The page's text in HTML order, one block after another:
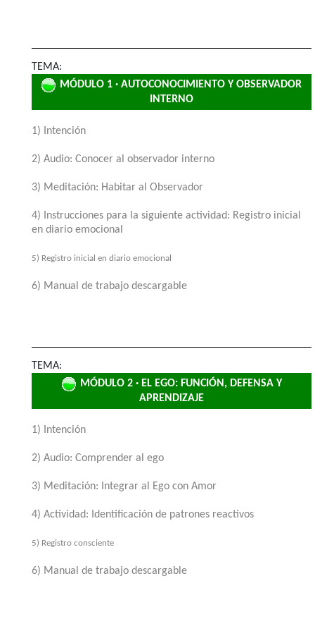
TEMA:
MÓDULO 1 · AUTOCONOCIMIENTO Y OBSERVADOR
INTERNO
1) Intención
2) Audio: Conocer al observador interno
3) Meditación: Habitar al Observador
4) Instrucciones para la siguiente actividad: Registro inicial
en diario emocional
5) Registro inicial en diario emocional
6) Manual de trabajo descargable
TEMA:
MÓDULO 2 · EL EGO: FUNCIÓN, DEFENSA Y
APRENDIZAJE
1) Intención
2) Audio: Comprender al ego
3) Meditación: Integrar al Ego con Amor
4) Actividad: Identificación de patrones reactivos
5) Registro consciente
6) Manual de trabajo descargable